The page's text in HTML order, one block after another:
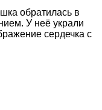
обратилась в
У неё украли
сердечка с